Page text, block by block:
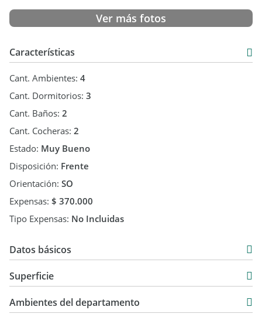
Ubicación estratégica en el microcentro, con cercanía a áreas
Apto crédito hipotecario.
Consúltanos vía WhatsApp al
Las medidas publicadas son estimativas y podrán diferir de
las reales; las mismas serán verificadas con la
Ver más fotos
Características
Cant. Ambientes: 4
Cant. Dormitorios: 3
Cant. Baños: 2
Cant. Cocheras: 2
Estado: Muy Bueno
Disposición: Frente
Orientación: SO
Expensas: $ 370.000
Tipo Expensas: No Incluidas
Datos básicos
Alquiler
$ 2.600.000
Superficie
57 m2
Ambientes del departamento